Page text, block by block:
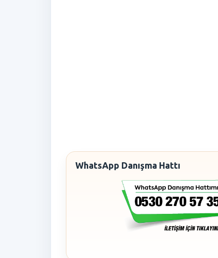
WhatsApp Danışma Hattı